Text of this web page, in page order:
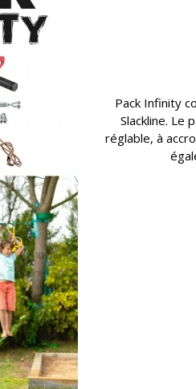
Pack Infinity
Slackline. Le
réglable, à